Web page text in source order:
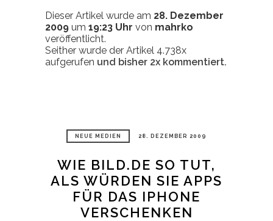
Dieser Artikel wurde am 28. Dezember
2009 um 19:23 Uhr von mahrko
veröffentlicht.
Seither wurde der Artikel 4.738x
aufgerufen und bisher 2x kommentiert.
NEUE MEDIEN 28. DEZEMBER 2009
WIE BILD.DE SO TUT,
ALS WÜRDEN SIE APPS
FÜR DAS IPHONE
VERSCHENKEN